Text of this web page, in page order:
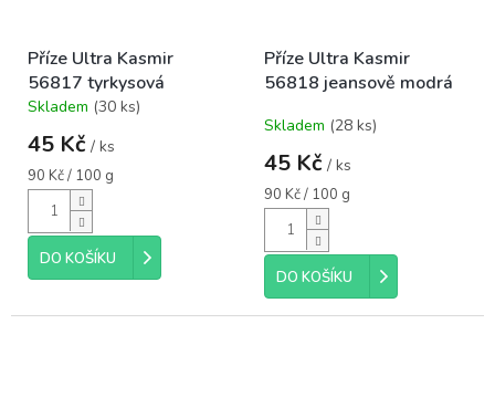
Příze Ultra Kasmir
56817 tyrkysová
Průměrné
hodnocení
produktu
je
5,0
5
hvězdiček.
Skladem (30 ks)
45 Kč / ks
Měrná
cena:
90 Kč / 100 g
DO KOŠÍKU
Příze Ultra Kasmir
56818 jeansově modrá
Skladem (28 ks)
45 Kč / ks
Měrná
cena:
90 Kč / 100 g
DO KOŠÍKU